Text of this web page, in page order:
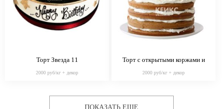
Торт Звезда 11
2000 руб/кг + декор
Торт с открытыми коржами и
2000 руб/кг + декор
ПОКАЗАТЬ ЕЩЕ